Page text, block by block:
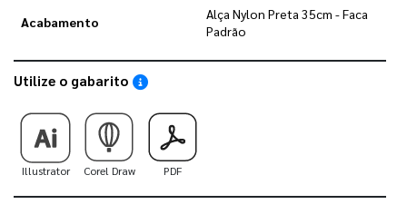
Acabamento
Alça Nylon Preta 35cm - Faca
Padrão
Utilize o gabarito Saiba como utilizar os nossos gabaritos
Illustrator Corel Draw PDF